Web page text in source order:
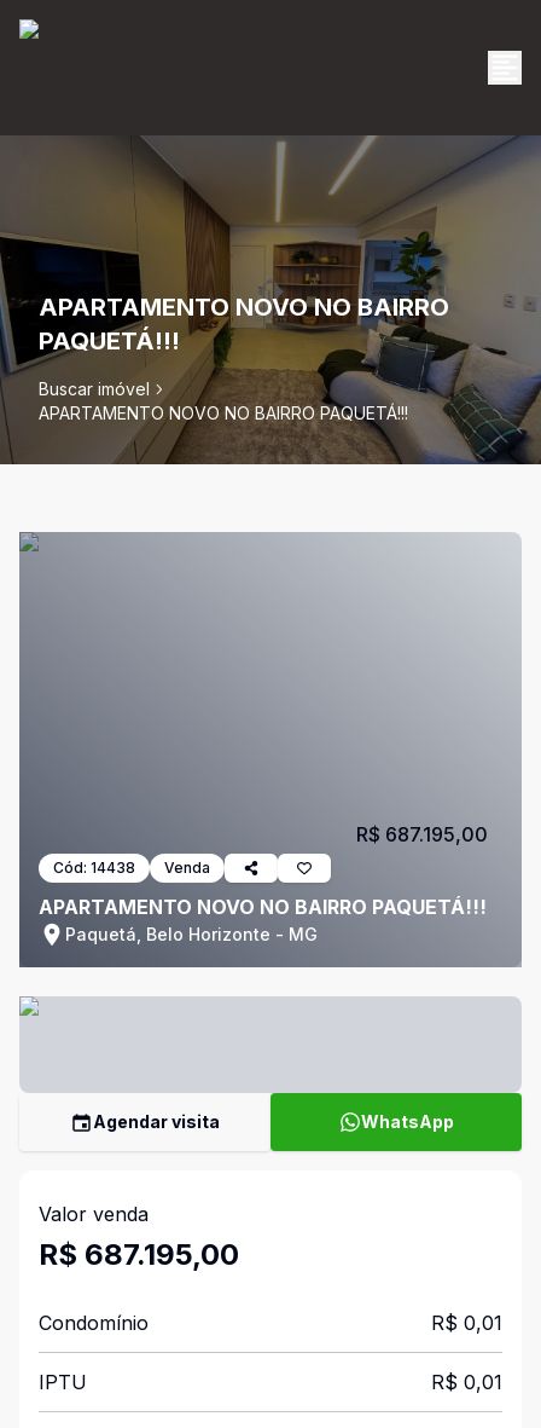
APARTAMENTO NOVO NO BAIRRO
PAQUETÁ!!!
Buscar imóvel
APARTAMENTO NOVO NO BAIRRO PAQUETÁ!!!
Cód: 14438 Venda
APARTAMENTO NOVO NO BAIRRO PAQUETÁ!!!
Paquetá, Belo Horizonte - MG
R$ 687.195,00
Agendar visita WhatsApp
Valor venda
R$ 687.195,00
Condomínio R$ 0,01
IPTU R$ 0,01